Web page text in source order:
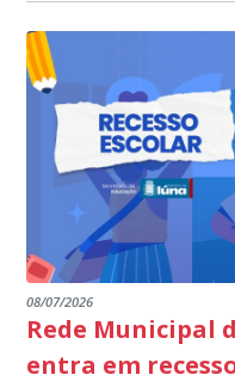
08/07/2026
Rede Municipal
entra em